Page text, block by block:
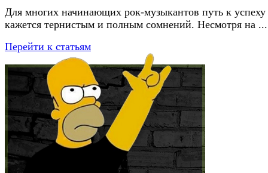
Для многих начинающих рок-музыкантов путь к успеху
кажется тернистым и полным сомнений. Несмотря на ...
Перейти к статьям